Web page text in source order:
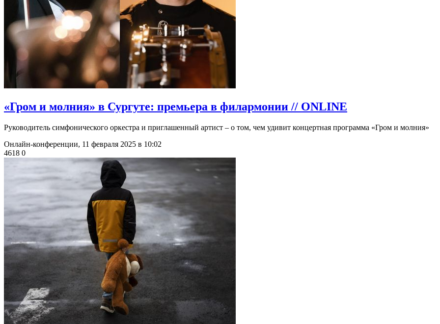
​«Гром и молния» в Сургуте: премьера в филармонии // ONLINE
Руководитель симфонического оркестра и приглашенный артист – о том, чем удивит концертная программа «Гром и молния»
Онлайн-конференции, 11 февраля 2025 в 10:02
4618 0